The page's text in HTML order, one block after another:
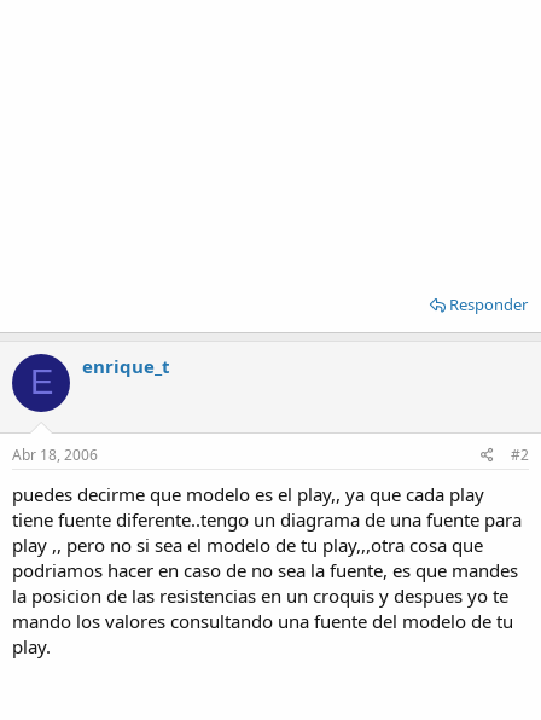
Responder
E enrique_t
Abr 18, 2006 #2
puedes decirme que modelo es el play,, ya que cada play
tiene fuente diferente..tengo un diagrama de una fuente para
play ,, pero no si sea el modelo de tu play,,,otra cosa que
podriamos hacer en caso de no sea la fuente, es que mandes
la posicion de las resistencias en un croquis y despues yo te
mando los valores consultando una fuente del modelo de tu
play.